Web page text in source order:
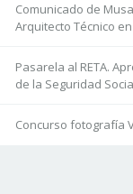
Comunicado de
Arquitecto Técnico
Pasarela al RETA.
de la Seguridad
Concurso fotografía